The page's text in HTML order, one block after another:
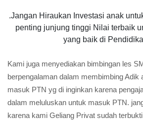
.Jangan Hiraukan Investasi anak
penting junjung tinggi Nilai terbaik
yang baik di
Kami juga menyediakan bimbingan les
berpengalaman dalam membimbing Adik
masuk PTN yg di inginkan karena
dalam meluluskan untuk masuk PTN.
karena kami Geliang Privat sudah